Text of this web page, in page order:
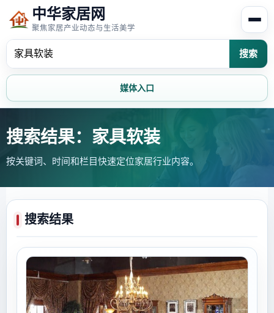
中华家居网
聚焦家居产业动态与生活美学
搜索
媒体入口
首页 家居资讯
家居风水 家居欣赏
家装攻略 创意家居
搜索结果：家具软装
按关键词、时间和栏目快速定位家居行业内容。
搜索结果